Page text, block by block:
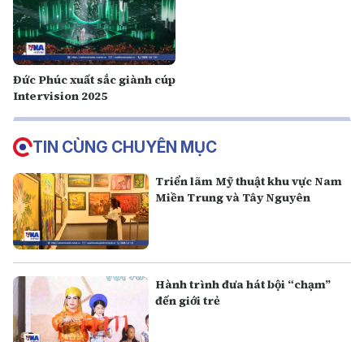
Đức Phúc xuất sắc giành cúp
Intervision 2025
TIN CÙNG CHUYÊN MỤC
Triển lãm Mỹ thuật khu vực Nam
Miền Trung và Tây Nguyên
Hành trình đưa hát bội “chạm”
đến giới trẻ